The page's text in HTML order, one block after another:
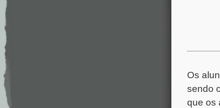
Os
sendo
que os